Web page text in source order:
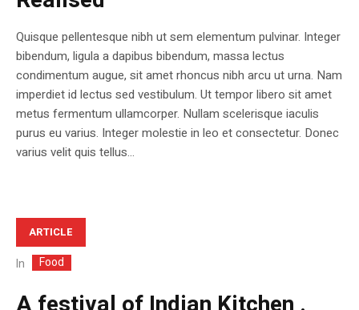
Quisque pellentesque nibh ut sem elementum pulvinar. Integer
bibendum, ligula a dapibus bibendum, massa lectus
condimentum augue, sit amet rhoncus nibh arcu ut urna. Nam
imperdiet id lectus sed vestibulum. Ut tempor libero sit amet
metus fermentum ullamcorper. Nullam scelerisque iaculis
purus eu varius. Integer molestie in leo et consectetur. Donec
varius velit quis tellus...
ARTICLE
In Food